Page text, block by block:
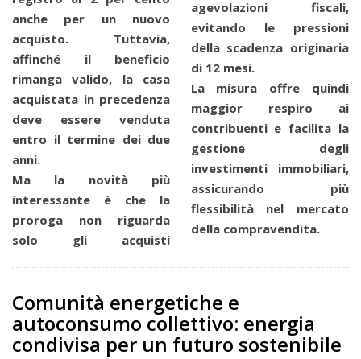
anche per un nuovo
acquisto. Tuttavia,
affinché il beneficio
rimanga valido, la casa
acquistata in precedenza
deve essere venduta
entro il termine dei due
anni.
Ma la novità più
interessante è che la
proroga non riguarda
solo gli acquisti
agevolazioni fiscali,
evitando le pressioni
della scadenza originaria
di 12 mesi.
La misura offre quindi
maggior respiro ai
contribuenti e facilita la
gestione degli
investimenti immobiliari,
assicurando più
flessibilità nel mercato
della compravendita.
Comunità energetiche e
autoconsumo collettivo: energia
condivisa per un futuro sostenibile